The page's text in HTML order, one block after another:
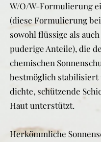
W/O/W-Formulierung
(diese Formulierung
sowohl flüssige als
puderige Anteile), die
chemischen
bestmöglich stabilisiert
dichte, schützende
Haut unterstützt.
Herkömmliche